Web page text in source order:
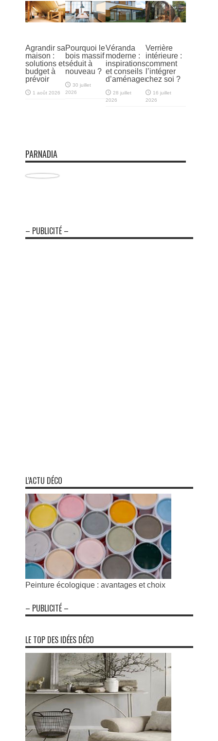
Agrandir sa
maison :
solutions et
budget à
prévoir
1 août 2026
Pourquoi le
bois massif
séduit à
nouveau ?
30 juillet
2026
Véranda
moderne :
inspirations
et conseils
d’aménagement
28 juillet
2026
Verrière
intérieure :
comment
l’intégrer
chez soi ?
16 juillet
2026
PARNADIA
– PUBLICITÉ –
L’ACTU DÉCO
Peinture écologique : avantages et choix
– PUBLICITÉ –
LE TOP DES IDÉES DÉCO